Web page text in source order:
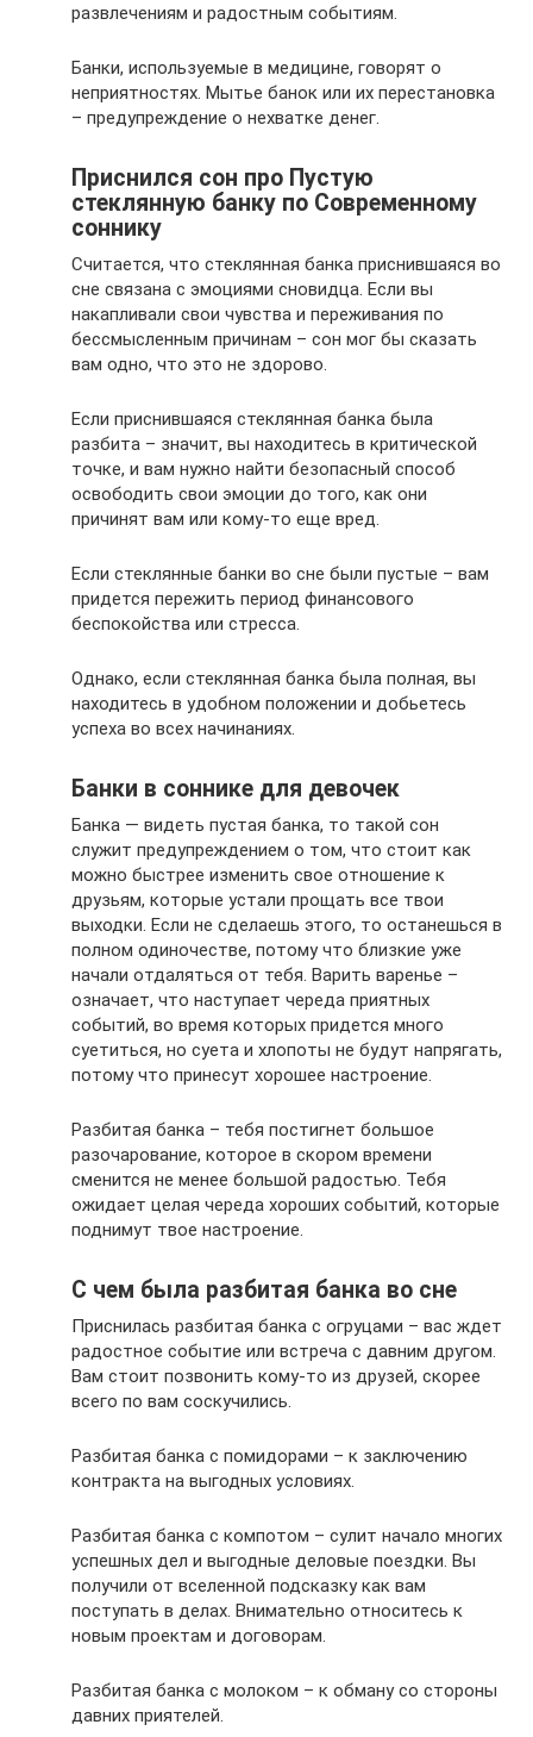
развлечениям и радостным событиям.
Банки, используемые в медицине, говорят о
неприятностях. Мытье банок или их перестановка
– предупреждение о нехватке денег.
Приснился сон про Пустую
стеклянную банку по Современному
соннику
Считается, что стеклянная банка приснившаяся во
сне связана с эмоциями сновидца. Если вы
накапливали свои чувства и переживания по
бессмысленным причинам – сон мог бы сказать
вам одно, что это не здорово.
Если приснившаяся стеклянная банка была
разбита – значит, вы находитесь в критической
точке, и вам нужно найти безопасный способ
освободить свои эмоции до того, как они
причинят вам или кому-то еще вред.
Если стеклянные банки во сне были пустые – вам
придется пережить период финансового
беспокойства или стресса.
Однако, если стеклянная банка была полная, вы
находитесь в удобном положении и добьетесь
успеха во всех начинаниях.
Банки в соннике для девочек
Банка — видеть пустая банка, то такой сон
служит предупреждением о том, что стоит как
можно быстрее изменить свое отношение к
друзьям, которые устали прощать все твои
выходки. Если не сделаешь этого, то останешься в
полном одиночестве, потому что близкие уже
начали отдаляться от тебя. Варить варенье –
означает, что наступает череда приятных
событий, во время которых придется много
суетиться, но суета и хлопоты не будут напрягать,
потому что принесут хорошее настроение.
Разбитая банка – тебя постигнет большое
разочарование, которое в скором времени
сменится не менее большой радостью. Тебя
ожидает целая череда хороших событий, которые
поднимут твое настроение.
С чем была разбитая банка во сне
Приснилась разбитая банка с огруцами – вас ждет
радостное событие или встреча с давним другом.
Вам стоит позвонить кому-то из друзей, скорее
всего по вам соскучились.
Разбитая банка с помидорами – к заключению
контракта на выгодных условиях.
Разбитая банка с компотом – сулит начало многих
успешных дел и выгодные деловые поездки. Вы
получили от вселенной подсказку как вам
поступать в делах. Внимательно относитесь к
новым проектам и договорам.
Разбитая банка с молоком – к обману со стороны
давних приятелей.